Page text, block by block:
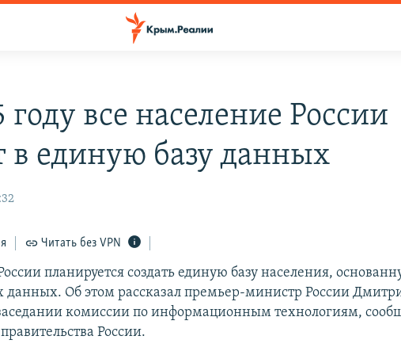
году все население России
в единую базу данных
Читать без VPN
планируется создать единую базу населения,
данных. Об этом рассказал премьер-министр России
комиссии по информационным технологиям,
России.